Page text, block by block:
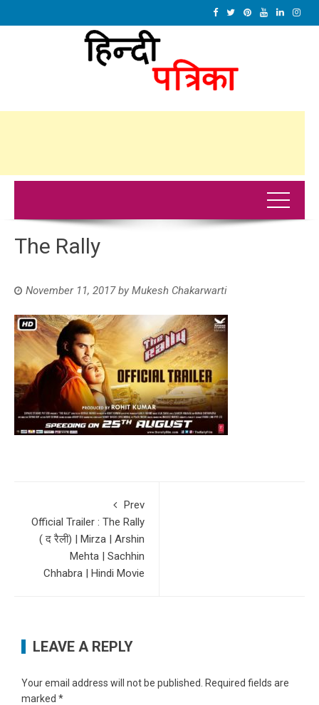
The Rally
November 11, 2017by Mukesh Chakarwarti
Prev
Official Trailer : The Rally
( द रैली) | Mirza | Arshin
Mehta | Sachhin
Chhabra | Hindi Movie
LEAVE A REPLY
Your email address will not be published.
Required fields are
marked *